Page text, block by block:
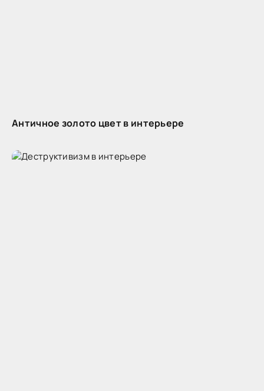
Античное золото цвет в интерьере